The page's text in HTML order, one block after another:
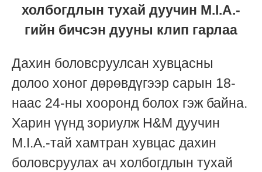
холбогдлын тухай дуучин M.I.A.-
гийн бичсэн дууны клип гарлаа
Дахин боловсруулсан хувцасны
долоо хоног дөрөвдүгээр сарын 18-
наас 24-ны хооронд болох гэж байна.
Харин үүнд зориулж H&M дуучин
M.I.A.-тай хамтран хувцас дахин
боловсруулах ач холбогдлын тухай